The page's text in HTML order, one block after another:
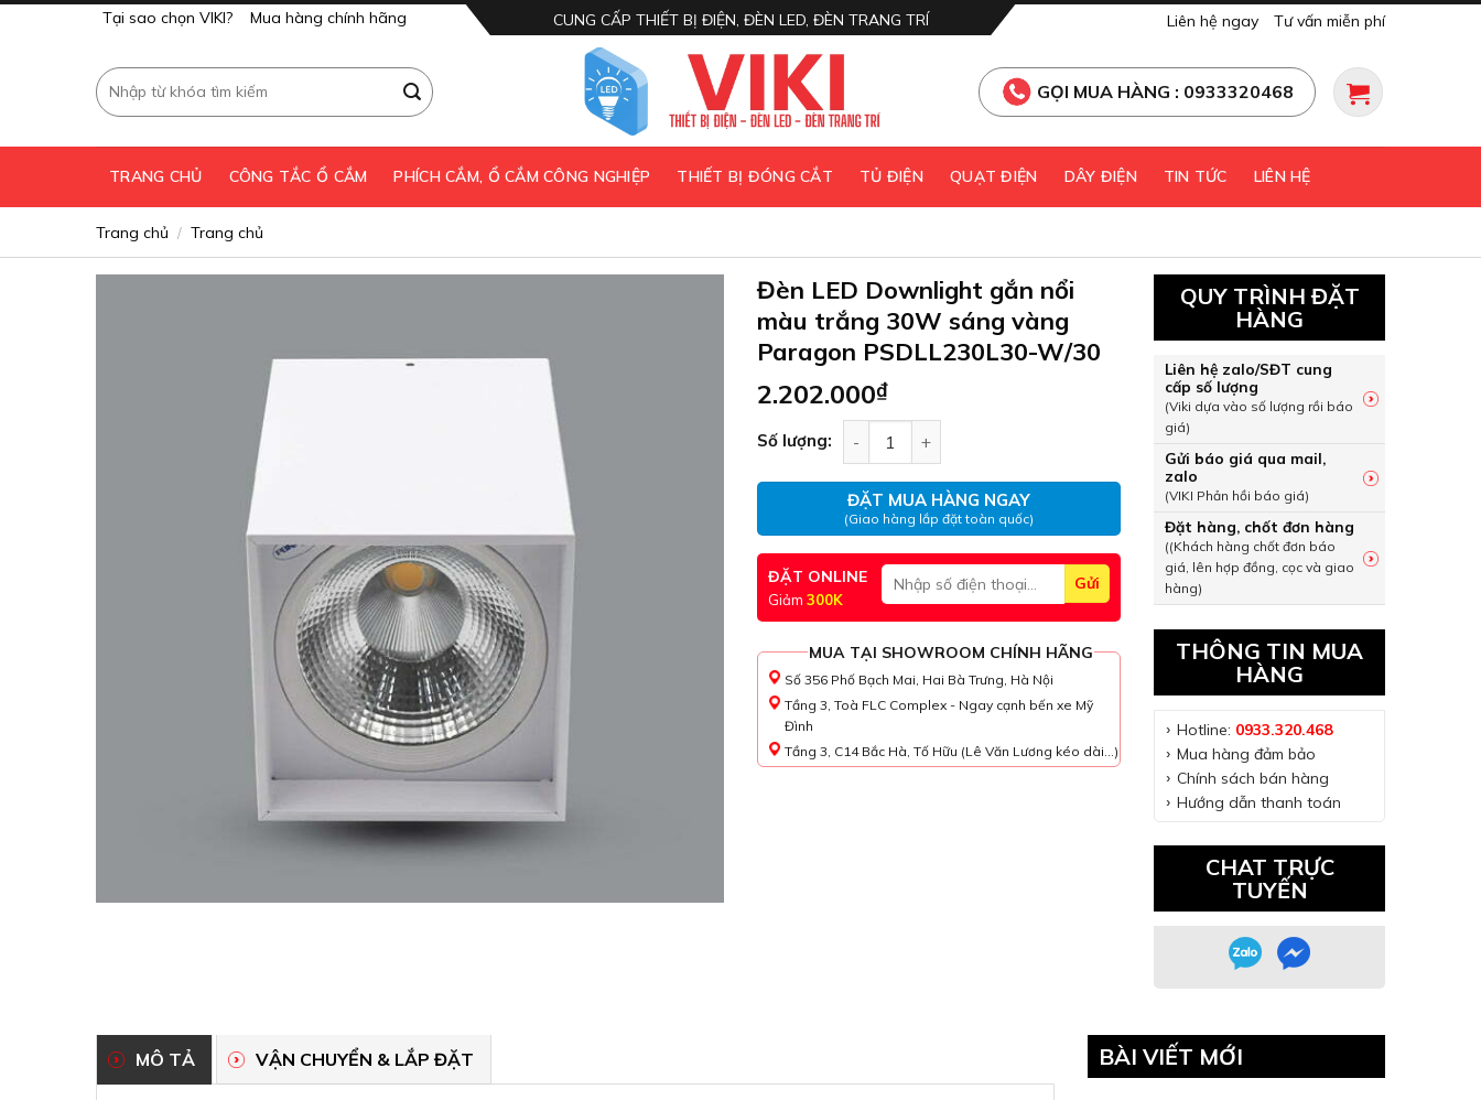
Tại sao chọn VIKI? Mua hàng chính hãng CUNG CẤP THIẾT BỊ ĐIỆN, ĐÈN LED, ĐÈN TRANG TRÍ Liên hệ ngay Tư vấn miễn phí
Tìm
kiếm:
GỌI MUA HÀNG : 0933320468
TRANG CHỦ CÔNG TẮC Ổ CẮM PHÍCH CẮM, Ổ CẮM CÔNG NGHIỆP THIẾT BỊ ĐÓNG CẮT TỦ ĐIỆN QUẠT ĐIỆN DÂY ĐIỆN TIN TỨC LIÊN HỆ
Trang chủ / Trang chủ
Đèn LED Downlight gắn nổi
màu trắng 30W sáng vàng
Paragon PSDLL230L30-W/30
2.202.000₫
Số lượng: Đèn LED Downlight gắn nổi màu trắng 30W sáng vàng Paragon PSDLL230L30-
ĐẶT MUA HÀNG NGAY
(Giao hàng lắp đặt toàn quốc)
ĐẶT ONLINE
Giảm 300K
MUA TẠI SHOWROOM CHÍNH HÃNG
Số 356 Phố Bạch Mai, Hai Bà Trưng, Hà Nội
Tầng 3, Toà FLC Complex - Ngay cạnh bến xe Mỹ
Đình
Tầng 3, C14 Bắc Hà, Tố Hữu (Lê Văn Lương kéo dài...)
QUY TRÌNH ĐẶT
HÀNG
Liên hệ zalo/SĐT cung
cấp số lượng
(Viki dựa vào số lượng rồi báo
giá)
Gửi báo giá qua mail,
zalo
(VIKI Phản hồi báo giá)
Đặt hàng, chốt đơn hàng
((Khách hàng chốt đơn báo
giá, lên hợp đồng, cọc và giao
hàng)
THÔNG TIN MUA
HÀNG
Hotline: 0933.320.468
Mua hàng đảm bảo
Chính sách bán hàng
Hướng dẫn thanh toán
CHAT TRỰC
TUYẾN
MÔ TẢ VẬN CHUYỂN & LẮP ĐẶT BÀI VIẾT MỚI